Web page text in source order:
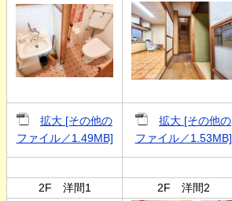
拡大 [その他の
ファイル／1.49MB]
拡大 [その他の
ファイル／1.53MB]
2F 洋間1 2F 洋間2